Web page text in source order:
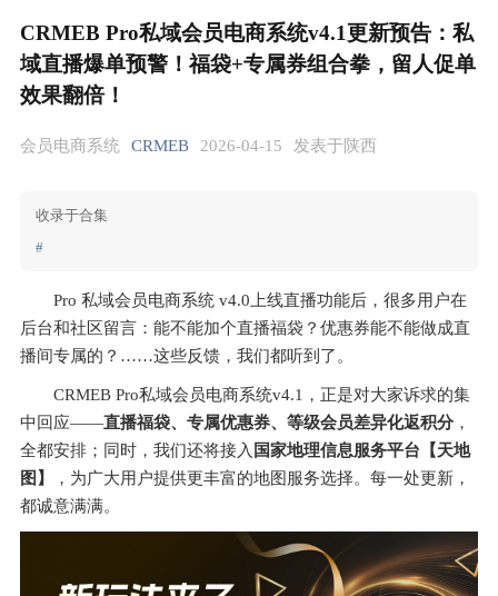
CRMEB Pro私域会员电商系统v4.1更新预告：私
域直播爆单预警！福袋+专属券组合拳，留人促单
效果翻倍！
会员电商系统 CRMEB 2026-04-15 发表于陕西
收录于合集
#
Pro 私域会员电商系统 v4.0上线直播功能后，很多用户在
后台和社区留言：能不能加个直播福袋？优惠券能不能做成直
播间专属的？……这些反馈，我们都听到了。
CRMEB Pro私域会员电商系统v4.1，正是对大家诉求的集
中回应——直播福袋、专属优惠券、等级会员差异化返积分，
全都安排；同时，我们还将接入 国家地理信息服务平台【天地
图】
，为广大用户提供更丰富的地图服务选择。每一处更新，
都诚意满满。